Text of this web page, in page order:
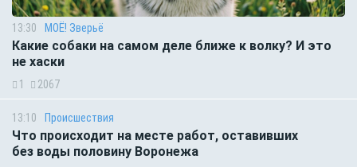
13:30 МОЁ! Зверьё
Какие собаки на самом деле ближе к волку? И это
не хаски
1 2067
13:10 Происшествия
Что происходит на месте работ, оставивших
без воды половину Воронежа